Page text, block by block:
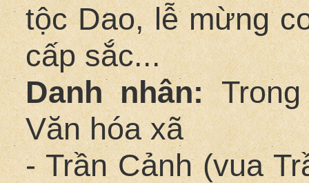
tộc Dao, lễ mừng
cấp sắc...
Danh nhân:
Văn hóa xã
- Trần Cảnh (vua